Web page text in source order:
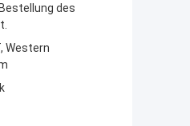
des
Western